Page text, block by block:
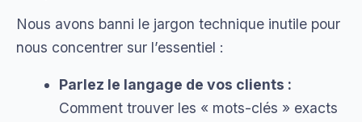
Nous avons banni le jargon technique inutile pour
nous concentrer sur l’essentiel :
Parlez le langage de vos clients :
Comment trouver les « mots-clés » exacts